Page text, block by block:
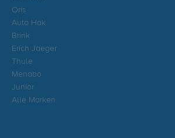
Oris
Auto Hak
Brink
Erich Jaeger
Thule
Menabo
Junior
Alle Marken